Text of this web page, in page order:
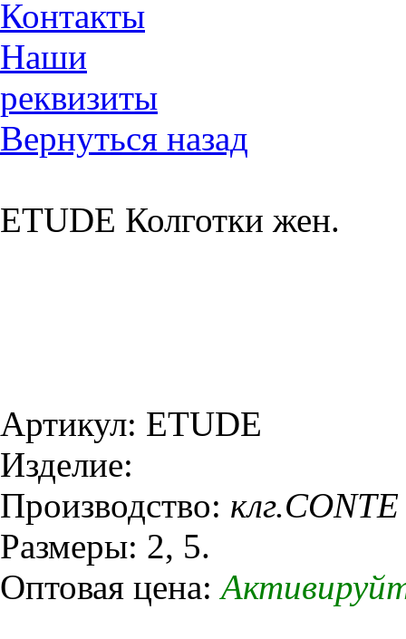
Контакты
Наши
реквизиты
Вернуться назад
ETUDE Колготки жен.
Артикул: ETUDE
Изделие:
Производство: клг.CONTE
Размеры: 2, 5.
Оптовая цена: